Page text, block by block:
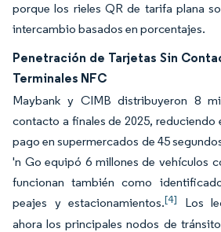
porque los rieles QR de tarifa plana
intercambio basados en porcentajes.
Penetración de Tarjetas Sin
Terminales NFC
Maybank y CIMB distribuyeron 8
contacto a finales de 2025,
pago en supermercados de 45
'n Go equipó 6 millones de vehículos
funcionan también como
peajes y estacionamientos.[4]
Los
ahora los principales nodos de